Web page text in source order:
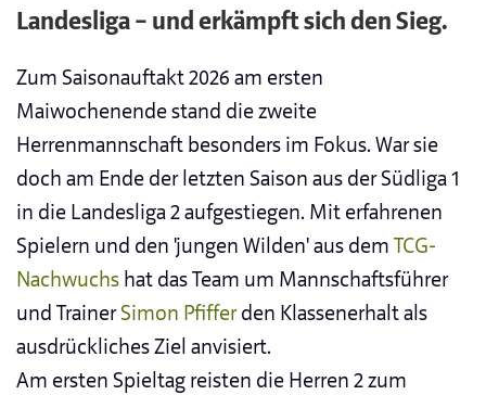
Landesliga – und erkämpft sich den Sieg.
Zum Saisonauftakt 2026 am ersten
Maiwochenende stand die zweite
Herrenmannschaft besonders im Fokus. War sie
doch am Ende der letzten Saison aus der Südliga 1
in die Landesliga 2 aufgestiegen. Mit erfahrenen
Spielern und den 'jungen Wilden' aus dem TCG-
Nachwuchs hat das Team um Mannschaftsführer
und TrainerSimon Pfifferden Klassenerhalt als
ausdrückliches Ziel anvisiert.
Am ersten Spieltag reisten die Herren 2 zum